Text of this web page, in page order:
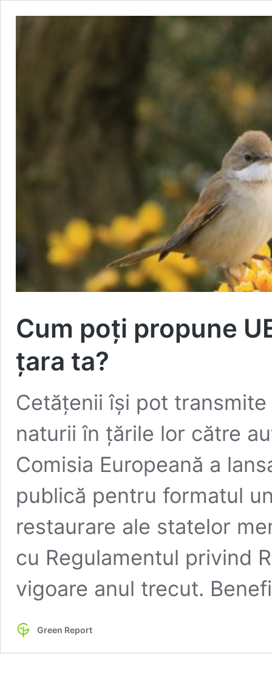
Cum poți propune
țara ta?
Cetățenii își pot
naturii în țările lor către
Comisia Europeană a
publică pentru formatul
restaurare ale statelor
cu Regulamentul privind
vigoare anul trecut.
Green Report